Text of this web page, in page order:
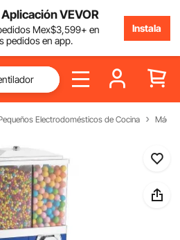
VEVOR
Mex$3,599+ en
pedidos en app.
Instala
Electrodomésticos de Cocina